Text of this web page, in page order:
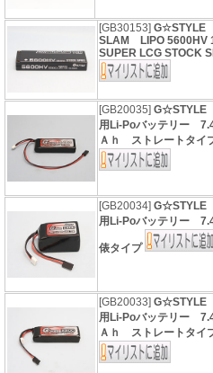
[GB30153]
SLAM LIPO 5600HV
SUPER LCG STOCK
[GB20035]G☆STYLE
用Li-Poバッテリー
Ａｈ ストレートタイ
[GB20034]G☆STYLE
用Li-Poバッテリー
俵タイプ
[GB20033]G☆STYLE
用Li-Poバッテリー
Ａｈ ストレートタイ